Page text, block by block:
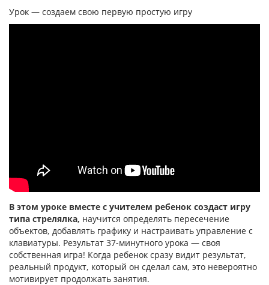
Урок — создаем свою первую простую игру
В этом уроке вместе с учителем ребенок создаст игру
типа стрелялка, научится определять пересечение
объектов, добавлять графику и настраивать управление с
клавиатуры. Результат 37-минутного урока — своя
собственная игра! Когда ребенок сразу видит результат,
реальный продукт, который он сделал сам, это невероятно
мотивирует продолжать занятия.